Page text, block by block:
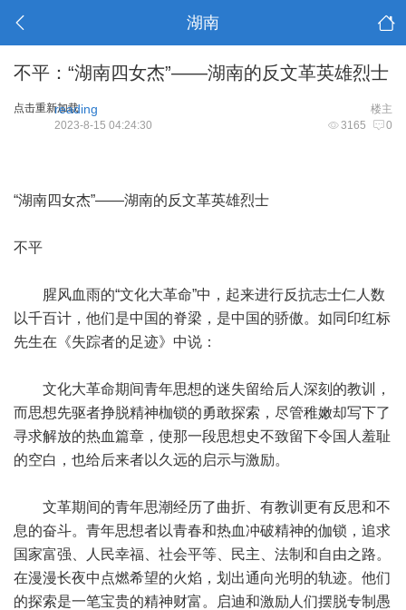
湖南
不平：“湖南四女杰”——湖南的反文革英雄烈士
点击重新加载 楼主
reading
3165 0
2023-8-15 04:24:30
“湖南四女杰”——湖南的反文革英雄烈士
不平
腥风血雨的“文化大革命”中，起来进行反抗志士仁人数
以千百计，他们是中国的脊梁，是中国的骄傲。如同印红标
先生在《失踪者的足迹》中说：
文化大革命期间青年思想的迷失留给后人深刻的教训，
而思想先驱者挣脱精神枷锁的勇敢探索，尽管稚嫩却写下了
寻求解放的热血篇章，使那一段思想史不致留下令国人羞耻
的空白，也给后来者以久远的启示与激励。
文革期间的青年思潮经历了曲折、有教训更有反思和不
息的奋斗。青年思想者以青春和热血冲破精神的伽锁，追求
国家富强、人民幸福、社会平等、民主、法制和自由之路。
在漫漫长夜中点燃希望的火焰，划出通向光明的轨迹。他们
的探索是一笔宝贵的精神财富。启迪和激励人们摆脱专制愚